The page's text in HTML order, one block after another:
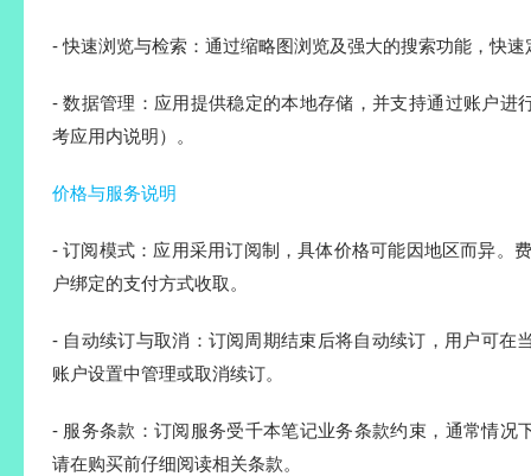
- 快速浏览与检索：通过缩略图浏览及强大的搜索功能，快
- 数据管理：应用提供稳定的本地存储，并支持通过账户进
考应用内说明）。
价格与服务说明
- 订阅模式：应用采用订阅制，具体价格可能因地区而异。
户绑定的支付方式收取。
- 自动续订与取消：订阅周期结束后将自动续订，用户可在
账户设置中管理或取消续订。
- 服务条款：订阅服务受千本笔记业务条款约束，通常情况
请在购买前仔细阅读相关条款。